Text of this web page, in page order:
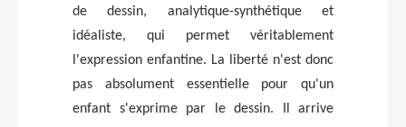
de dessin, analytique-synthétique et
idéaliste, qui permet véritablement
l'expression enfantine. La liberté n'est donc
pas absolument essentielle pour qu'un
enfant s'exprime par le dessin. Il arrive